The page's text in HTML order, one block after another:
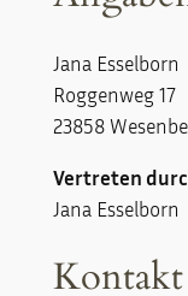
Jana Esselborn
Roggenweg 17
23858
Vertreten
Jana Esselborn
Kontakt